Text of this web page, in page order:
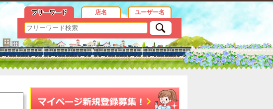
フリーワード 店名 ユーザー名